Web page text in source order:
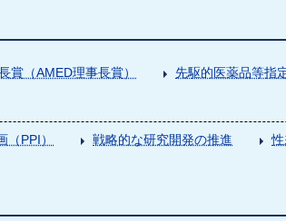
賞（AMED理事長賞） 先駆的医薬品等指
PPI） 戦略的な研究開発の推進